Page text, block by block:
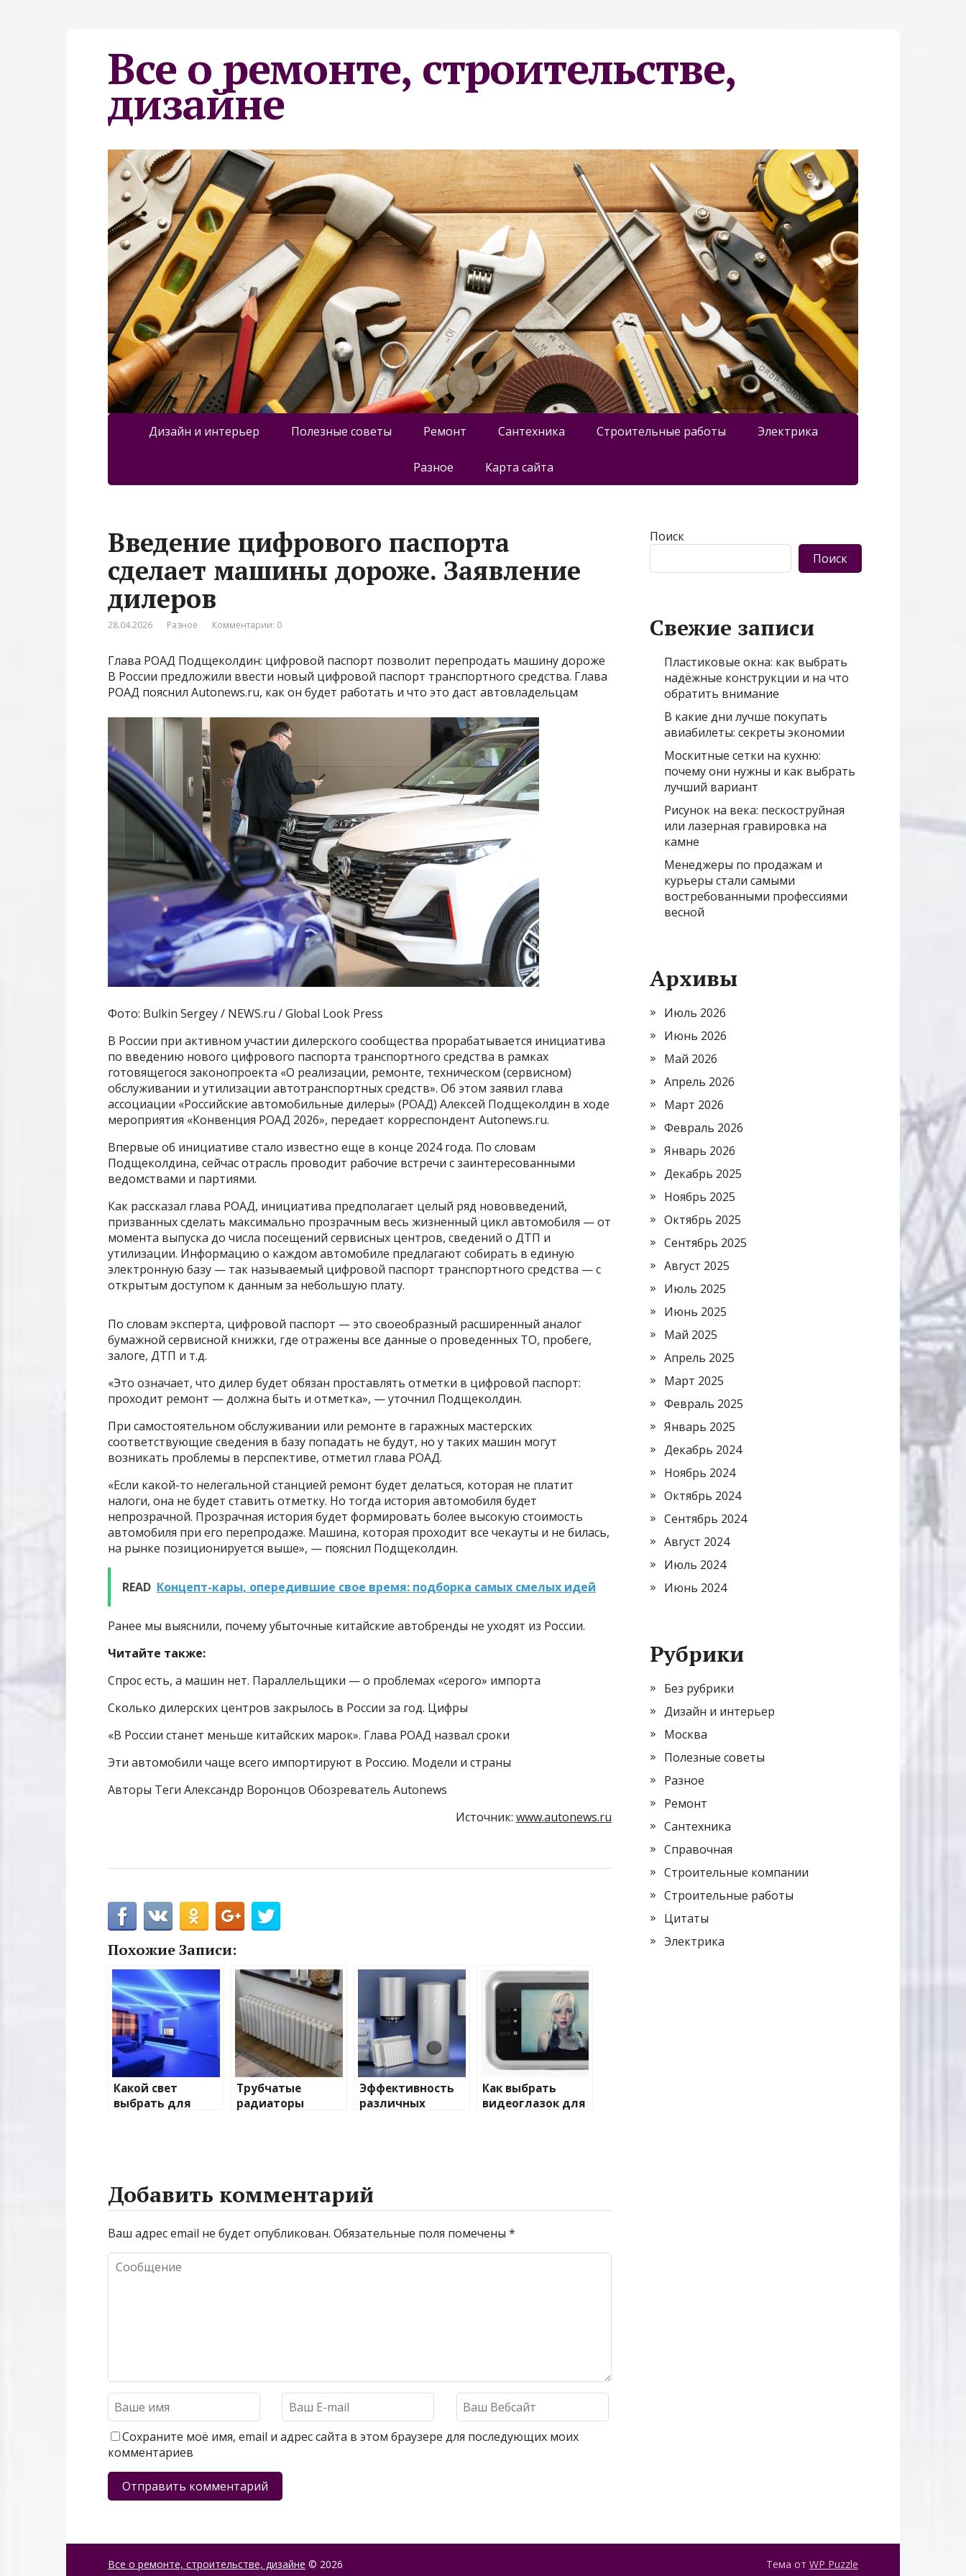
Все о ремонте, строительстве,
дизайне
Дизайн и интерьер Полезные советы Ремонт Сантехника Строительные работы Электрика
Разное Карта сайта
Введение цифрового паспорта
сделает машины дороже. Заявление
дилеров
28.04.2026 Разное Комментарии: 0
Глава РОАД Подщеколдин: цифровой паспорт позволит перепродать машину дороже
В России предложили ввести новый цифровой паспорт транспортного средства. Глава
РОАД пояснил Autonews.ru, как он будет работать и что это даст автовладельцам
Фото: Bulkin Sergey / NEWS.ru / Global Look Press
В России при активном участии дилерского сообщества прорабатывается инициатива
по введению нового цифрового паспорта транспортного средства в рамках
готовящегося законопроекта «О реализации, ремонте, техническом (сервисном)
обслуживании и утилизации автотранспортных средств». Об этом заявил глава
ассоциации «Российские автомобильные дилеры» (РОАД) Алексей Подщеколдин в ходе
мероприятия «Конвенция РОАД 2026», передает корреспондент Autonews.ru.
Впервые об инициативе стало известно еще в конце 2024 года. По словам
Подщеколдина, сейчас отрасль проводит рабочие встречи с заинтересованными
ведомствами и партиями.
Как рассказал глава РОАД, инициатива предполагает целый ряд нововведений,
призванных сделать максимально прозрачным весь жизненный цикл автомобиля — от
момента выпуска до числа посещений сервисных центров, сведений о ДТП и
утилизации. Информацию о каждом автомобиле предлагают собирать в единую
электронную базу — так называемый цифровой паспорт транспортного средства — с
открытым доступом к данным за небольшую плату.
По словам эксперта, цифровой паспорт — это своеобразный расширенный аналог
бумажной сервисной книжки, где отражены все данные о проведенных ТО, пробеге,
залоге, ДТП и т.д.
«Это означает, что дилер будет обязан проставлять отметки в цифровой паспорт:
проходит ремонт — должна быть и отметка», — уточнил Подщеколдин.
При самостоятельном обслуживании или ремонте в гаражных мастерских
соответствующие сведения в базу попадать не будут, но у таких машин могут
возникать проблемы в перспективе, отметил глава РОАД.
«Если какой-то нелегальной станцией ремонт будет делаться, которая не платит
налоги, она не будет ставить отметку. Но тогда история автомобиля будет
непрозрачной. Прозрачная история будет формировать более высокую стоимость
автомобиля при его перепродаже. Машина, которая проходит все чекауты и не билась,
на рынке позиционируется выше», — пояснил Подщеколдин.
READ Концепт-кары, опередившие свое время: подборка самых смелых идей
Ранее мы выяснили, почему убыточные китайские автобренды не уходят из России.
Читайте также:
Спрос есть, а машин нет. Параллельщики — о проблемах «серого» импорта
Сколько дилерских центров закрылось в России за год. Цифры
«В России станет меньше китайских марок». Глава РОАД назвал сроки
Эти автомобили чаще всего импортируют в Россию. Модели и страны
Авторы Теги Александр Воронцов Обозреватель Autonews
Источник: www.autonews.ru
Похожие Записи:
Какой свет
выбрать для
Трубчатые
радиаторы
Эффективность
различных
Как выбрать
видеоглазок для
Добавить комментарий
Ваш адрес email не будет опубликован. Обязательные поля помечены *
Сохраните моё имя, email и адрес сайта в этом браузере для последующих моих
комментариев
Поиск
Поиск
Свежие записи
Пластиковые окна: как выбрать
надёжные конструкции и на что
обратить внимание
В какие дни лучше покупать
авиабилеты: секреты экономии
Москитные сетки на кухню:
почему они нужны и как выбрать
лучший вариант
Рисунок на века: пескоструйная
или лазерная гравировка на
камне
Менеджеры по продажам и
курьеры стали самыми
востребованными профессиями
весной
Архивы
Июль 2026
Июнь 2026
Май 2026
Апрель 2026
Март 2026
Февраль 2026
Январь 2026
Декабрь 2025
Ноябрь 2025
Октябрь 2025
Сентябрь 2025
Август 2025
Июль 2025
Июнь 2025
Май 2025
Апрель 2025
Март 2025
Февраль 2025
Январь 2025
Декабрь 2024
Ноябрь 2024
Октябрь 2024
Сентябрь 2024
Август 2024
Июль 2024
Июнь 2024
Рубрики
Без рубрики
Дизайн и интерьер
Москва
Полезные советы
Разное
Ремонт
Сантехника
Справочная
Строительные компании
Строительные работы
Цитаты
Электрика
Все о ремонте, строительстве, дизайне © 2026 Тема от WP Puzzle